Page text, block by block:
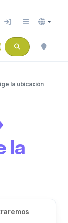
la ubicación
la